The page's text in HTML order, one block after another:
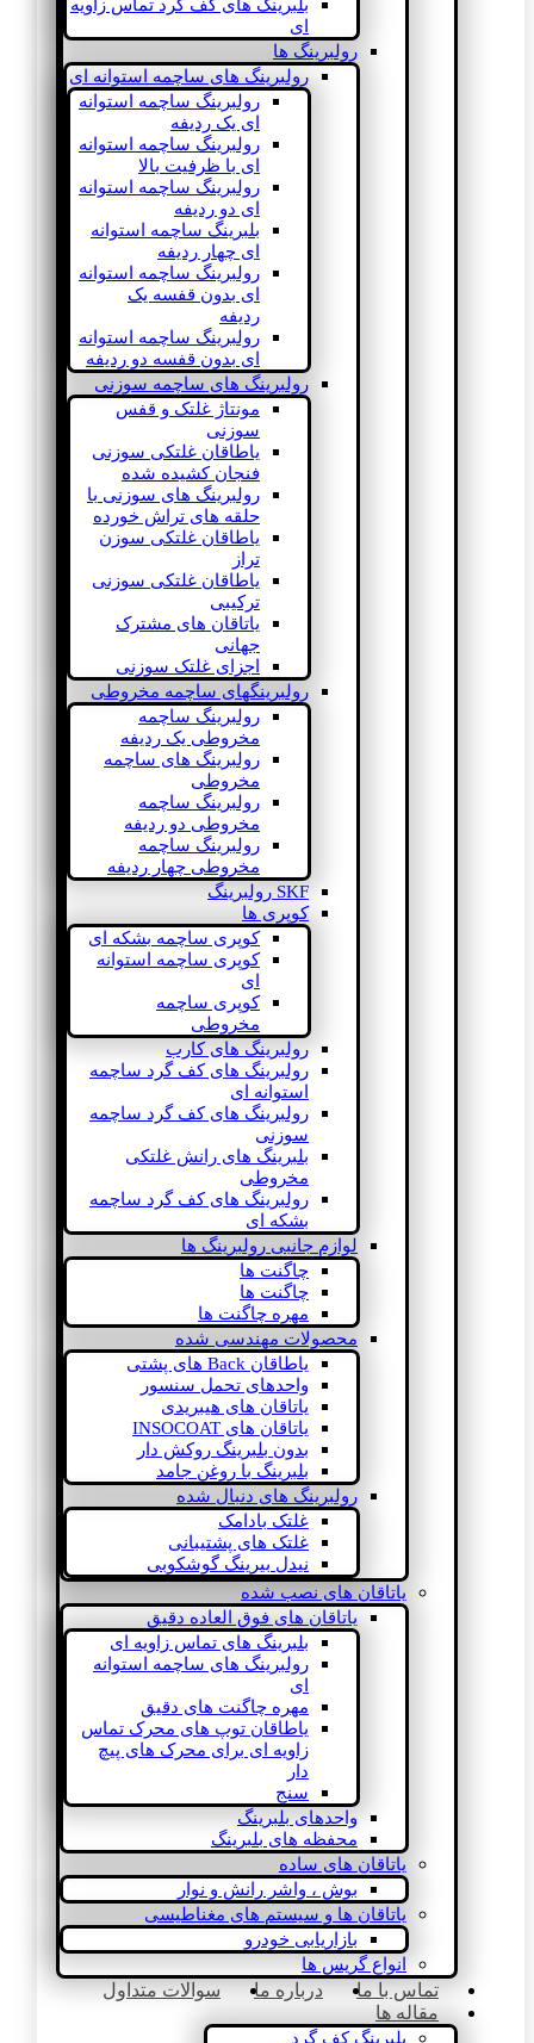
بلبرینگ های کف گرد تماس زاویه
ای
رولبرینگ ها
رولبرینگ های ساچمه استوانه ای
رولبرینگ ساچمه استوانه
ای یک ردیفه
رولبرینگ ساچمه استوانه
ای با ظرفیت بالا
رولبرینگ ساچمه استوانه
ای دو ردیفه
بلبرینگ ساچمه استوانه
ای چهار ردیفه
رولبرینگ ساچمه استوانه
ای بدون قفسه یک
ردیفه
رولبرینگ ساچمه استوانه
ای بدون قفسه دو ردیفه
رولبرینگ های ساچمه سوزنی
مونتاژ غلتک و قفس
سوزنی
یاطاقان غلتکی سوزنی
فنجان کشیده شده
رولبرینگ های سوزنی با
حلقه های تراش خورده
یاطاقان غلتکی سوزن
تراز
یاطاقان غلتکی سوزنی
ترکیبی
یاتاقان های مشترک
جهانی
اجزای غلتک سوزنی
رولبرینگهای ساچمه مخروطی
رولبرینگ ساچمه
مخروطی یک ردیفه
رولبرینگ های ساچمه
مخروطی
رولبرینگ ساچمه
مخروطی دو ردیفه
رولبرینگ ساچمه
مخروطی چهار ردیفه
SKF رولبرینگ
کوپری ها
کوپری ساچمه بشکه ای
کوپری ساچمه استوانه
ای
کوپری ساچمه
مخروطی
رولبرینگ های کارب
رولبرینگ های کف گرد ساچمه
استوانه ای
رولبرینگ های کف گرد ساچمه
سوزنی
بلبرینگ های رانش غلتکی
مخروطی
رولبرینگ های کف گرد ساچمه
بشکه ای
لوازم جانبی رولبرینگ ها
چاگنت ها
چاگنت ها
مهره چاگنت ها
محصولات مهندسی شده
یاطاقان Back های پشتی
واحدهای تحمل سنسور
یاتاقان های هیبریدی
یاتاقان های INSOCOAT
بدون بلبرینگ روکش دار
بلبرینگ با روغن جامد
رولبرینگ های دنبال شده
غلتک بادامک
غلتک های پشتیبانی
نیدل بیرینگ گوشکوبی
یاتاقان های نصب شده
یاتاقان های فوق العاده دقیق
بلبرینگ های تماس زاویه ای
رولبرینگ های ساچمه استوانه
ای
مهره چاگنت های دقیق
یاطاقان توپ های محرک تماس
زاویه ای برای محرک های پیچ
دار
سنج
واحدهای بلبرینگ
محفظه های بلبرینگ
یاتاقان های ساده
بوش ، واشر رانش و نوار
یاتاقان ها و سیستم های مغناطیسی
بازاریابی خودرو
انواع گریس ها
تماس با ما درباره ما
سوالات متداول
مقاله ها
بلبرینگ کف گرد